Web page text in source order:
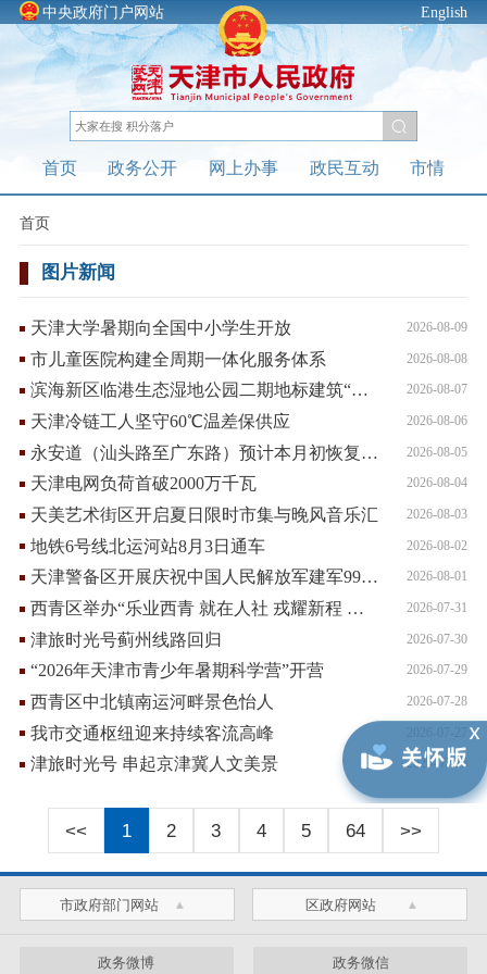
中央政府门户网站 English
首页 政务公开 网上办事 政民互动 市情
首页
图片新闻
天津大学暑期向全国中小学生开放 2026-08-09
市儿童医院构建全周期一体化服务体系 2026-08-08
滨海新区临港生态湿地公园二期地标建筑“梦栖塔”正式开放 2026-08-07
天津冷链工人坚守60℃温差保供应 2026-08-06
永安道（汕头路至广东路）预计本月初恢复通行 2026-08-05
天津电网负荷首破2000万千瓦 2026-08-04
天美艺术街区开启夏日限时市集与晚风音乐汇 2026-08-03
地铁6号线北运河站8月3日通车 2026-08-02
天津警备区开展庆祝中国人民解放军建军99周年系列活动 2026-08-01
西青区举办“乐业西青 就在人社 戎耀新程 就业护航”招聘会 2026-07-31
津旅时光号蓟州线路回归 2026-07-30
“2026年天津市青少年暑期科学营”开营 2026-07-29
西青区中北镇南运河畔景色怡人 2026-07-28
我市交通枢纽迎来持续客流高峰
津旅时光号 串起京津冀人文美景 2026-07-26
<< 1 2 3 4 5 64 >>
市政府部门网站 区政府网站
政务微博 政务微信